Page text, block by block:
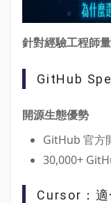
針對經驗工程師
GitHub
開源生態優勢
GitHub 官方
30,000+
Cursor：